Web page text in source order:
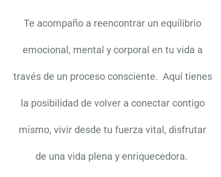
Te acompaño a reencontrar un equilibrio
emocional, mental y corporal en tu vida a
través de un proceso consciente. Aquí tienes
la posibilidad de volver a conectar contigo
mismo, vivir desde tu fuerza vital, disfrutar
de una vida plena y enriquecedora.